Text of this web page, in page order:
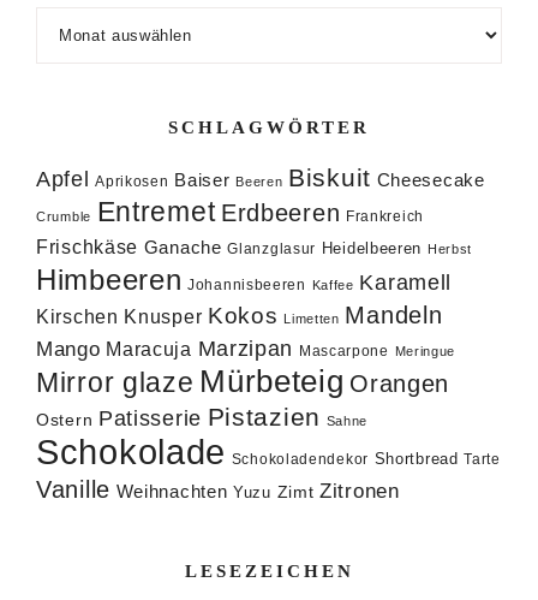
SCHLAGWÖRTER
Apfel Aprikosen Baiser Beeren Biskuit Cheesecake
Crumble Entremet Erdbeeren Frankreich
Frischkäse Ganache Glanzglasur Heidelbeeren Herbst
Himbeeren Johannisbeeren Kaffee Karamell
Kirschen Knusper Kokos Limetten Mandeln
Mango Maracuja Marzipan Mascarpone Meringue
Mirror glaze Mürbeteig Orangen
Ostern Patisserie Pistazien Sahne
Schokolade Schokoladendekor Shortbread Tarte
Vanille Weihnachten Yuzu Zimt Zitronen
LESEZEICHEN